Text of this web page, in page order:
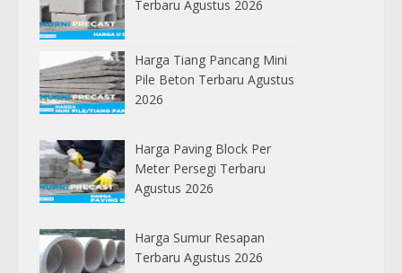
Terbaru Agustus 2026
Harga Tiang Pancang Mini
Pile Beton Terbaru Agustus
2026
Harga Paving Block Per
Meter Persegi Terbaru
Agustus 2026
Harga Sumur Resapan
Terbaru Agustus 2026